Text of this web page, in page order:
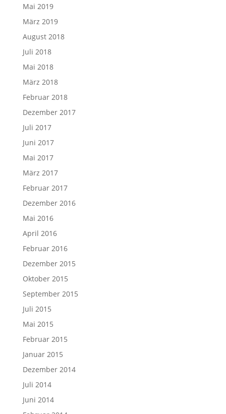
Mai 2019
März 2019
August 2018
Juli 2018
Mai 2018
März 2018
Februar 2018
Dezember 2017
Juli 2017
Juni 2017
Mai 2017
März 2017
Februar 2017
Dezember 2016
Mai 2016
April 2016
Februar 2016
Dezember 2015
Oktober 2015
September 2015
Juli 2015
Mai 2015
Februar 2015
Januar 2015
Dezember 2014
Juli 2014
Juni 2014